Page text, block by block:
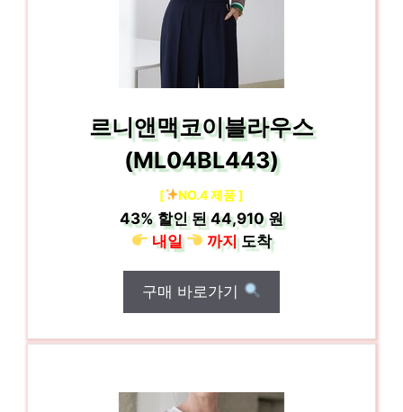
르니앤맥코이블라우스
(ML04BL443)
[ NO.4 제품 ]
43% 할인 된44,910 원
내일
까지도착
구매 바로가기